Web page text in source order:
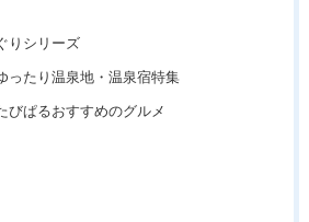
りシリーズ
ったり温泉地・温泉宿特集
びぱるおすすめのグルメ